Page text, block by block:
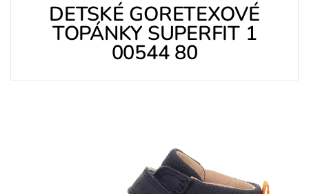
DETSKÉ GORETEXOVÉ
TOPÁNKY SUPERFIT 1
00544 80